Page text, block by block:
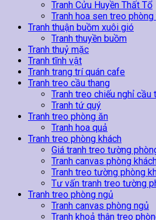
Tranh Cửu Huyền Thất Tổ
Tranh hoa sen treo phòng
Tranh thuận buồm xuôi gió
Tranh thuyền buồm
Tranh thuỷ mặc
Tranh tĩnh vật
Tranh trang trí quán cafe
Tranh treo cầu thang
Tranh treo chiếu nghỉ cầu
Tranh tứ quý
Tranh treo phòng ăn
Tranh hoa quả
Tranh treo phòng khách
Giá tranh treo tường
Tranh canvas phòng
Tranh treo tường phòng
Tư vấn tranh treo tường
Tranh treo phòng ngủ
Tranh canvas phòng ngủ
Tranh khoả thân treo